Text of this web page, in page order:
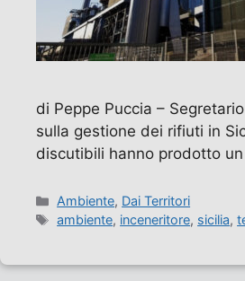
di Peppe Puccia –
sulla gestione dei rifiuti in
discutibili hanno prodotto
Categorie
Ambiente, Dai Territori
Tag
ambiente, inceneritore, sicilia,